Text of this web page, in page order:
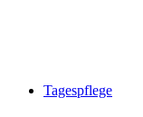
Tagespflege